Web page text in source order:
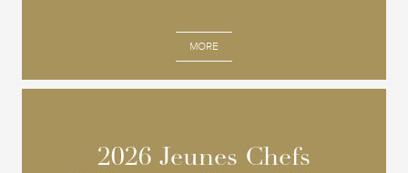
MORE
2026 Jeunes Chefs
2026 Jeunes Chefs